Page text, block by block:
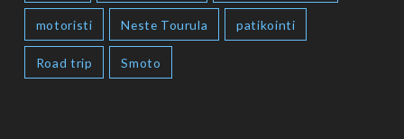
motoristi Neste Tourula patikointi
Road trip Smoto